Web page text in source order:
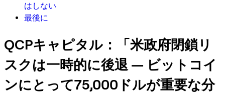
はしない
最後に
QCPキャピタル：「米政府閉鎖リ
スクは一時的に後退 — ビットコイ
ンにとって75,000ドルが重要な分